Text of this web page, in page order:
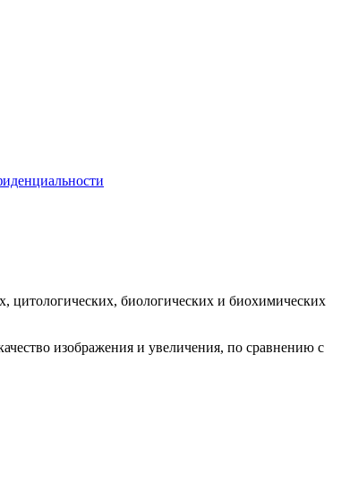
цитологических, биологических и биохимических
изображения и увеличения, по сравнению с